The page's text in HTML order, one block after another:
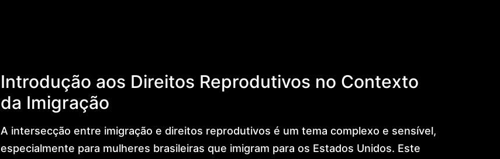
Dr. Lohan Gonçalves
Offices
News
Introdução aos Direitos Reprodutivos no Contexto
da Imigração
A intersecção entre imigração e direitos reprodutivos é um tema complexo e sensível,
especialmente para mulheres brasileiras que imigram para os Estados Unidos. Este